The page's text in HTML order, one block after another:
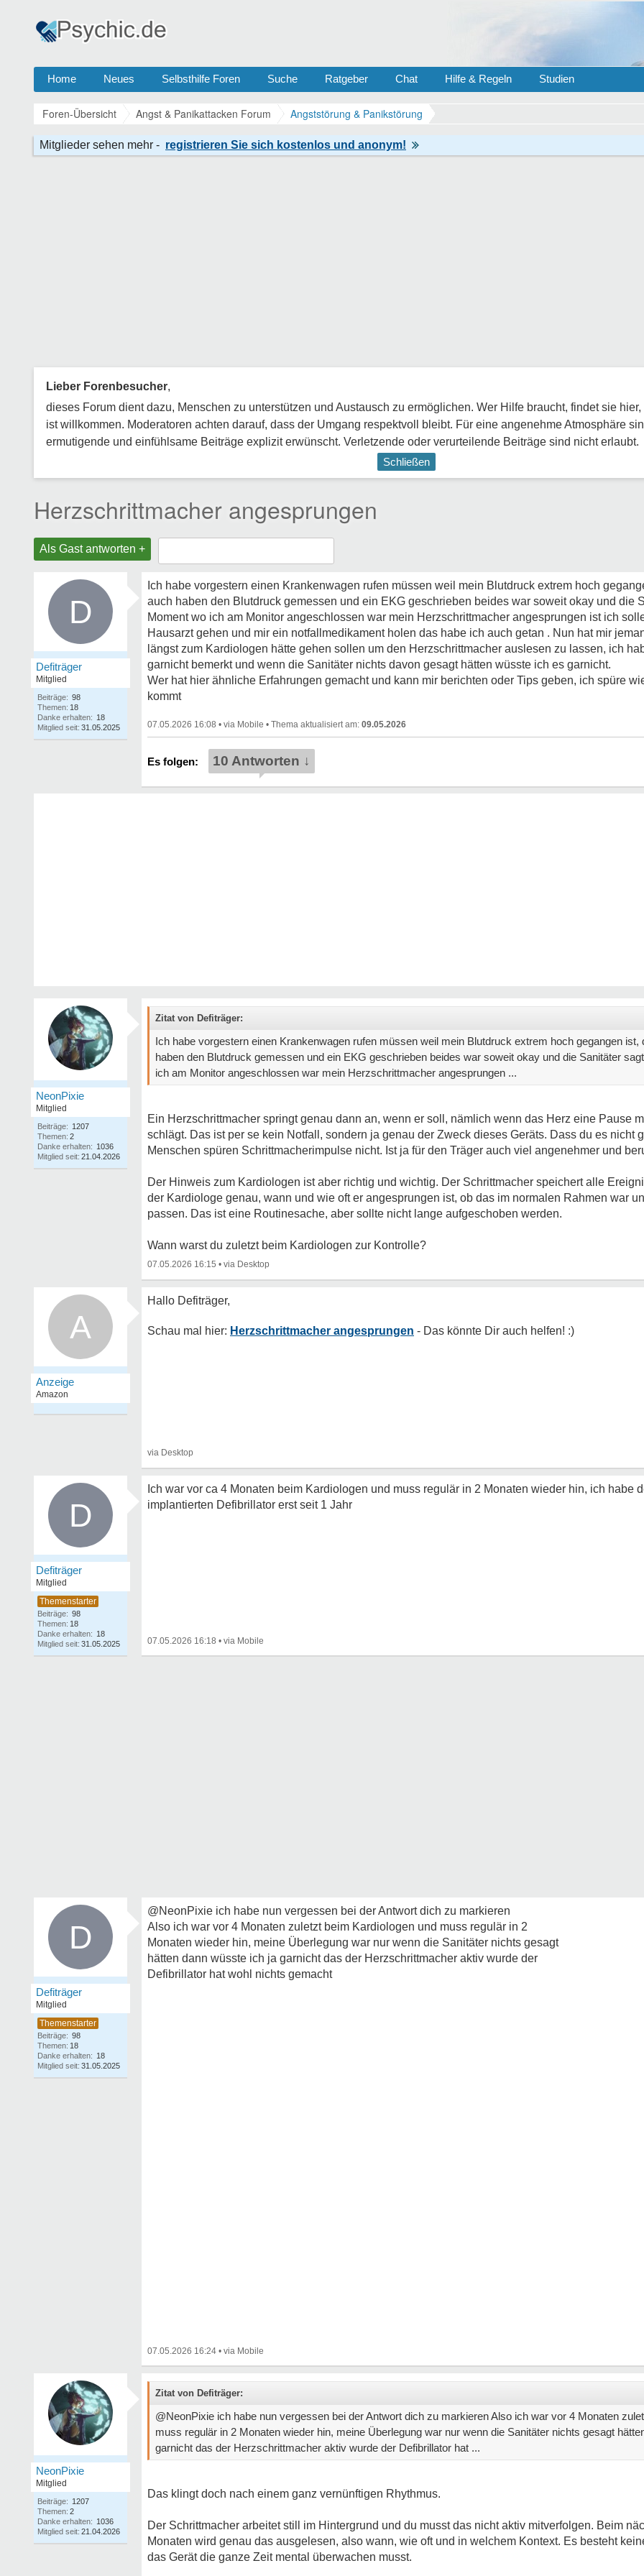
Home Neues Selbsthilfe Foren Suche Ratgeber Chat Hilfe & Regeln Studien
Foren-Übersicht Angst & Panikattacken Forum Angststörung & Panikstörung
Lieber Forenbesucher,
dieses Forum dient dazu, Menschen zu unterstützen und Austausch zu ermöglichen. Wer Hilfe braucht, findet sie
ist willkommen. Moderatoren achten darauf, dass der Umgang respektvoll bleibt. Für eine angenehme Atmosphäre
ermutigende und einfühlsame Beiträge explizit erwünscht. Verletzende oder verurteilende Beiträge sind nicht erlaubt.
Schließen
Herzschrittmacher angesprungen
Als Gast antworten +
D
Defiträger
Mitglied
Beiträge: 98
Themen: 18
Danke erhalten: 18
Mitglied seit: 31.05.2025
Ich habe vorgestern einen Krankenwagen rufen müssen weil mein Blutdruck extrem hoch
auch haben den Blutdruck gemessen und ein EKG geschrieben beides war soweit okay und die
Moment wo ich am Monitor angeschlossen war mein Herzschrittmacher angesprungen ist ich
Hausarzt gehen und mir ein notfallmedikament holen das habe ich auch getan . Nun hat mir
längst zum Kardiologen hätte gehen sollen um den Herzschrittmacher auslesen zu lassen, ich
garnicht bemerkt und wenn die Sanitäter nichts davon gesagt hätten wüsste ich es garnicht.
Wer hat hier ähnliche Erfahrungen gemacht und kann mir berichten oder Tips geben, ich spüre
kommt
07.05.2026 16:08 • • 09.05.2026
10 Antworten ↓
NeonPixie
Mitglied
Beiträge: 1207
Themen: 2
Danke erhalten: 1036
Mitglied seit: 21.04.2026
Zitat von Defiträger:
Ich habe vorgestern einen Krankenwagen rufen müssen weil mein Blutdruck extrem hoch gegangen ist,
haben den Blutdruck gemessen und ein EKG geschrieben beides war soweit okay und die Sanitäter
ich am Monitor angeschlossen war mein Herzschrittmacher angesprungen ...
Ein Herzschrittmacher springt genau dann an, wenn er soll, nämlich wenn das Herz eine Pause
schlägt. Das ist per se kein Notfall, sondern ja genau der Zweck dieses Geräts. Dass du es nicht
Menschen spüren Schrittmacherimpulse nicht. Ist ja für den Träger auch viel angenehmer und
Der Hinweis zum Kardiologen ist aber richtig und wichtig. Der Schrittmacher speichert alle
der Kardiologe genau, wann und wie oft er angesprungen ist, ob das im normalen Rahmen war
passen. Das ist eine Routinesache, aber sollte nicht lange aufgeschoben werden.
Wann warst du zuletzt beim Kardiologen zur Kontrolle?
07.05.2026 16:15 •
A Herzschrittmacher angesprungen
D
Defiträger
Mitglied
Beiträge: 98
Themen: 18
Danke erhalten: 18
Mitglied seit: 31.05.2025
Ich war vor ca 4 Monaten beim Kardiologen und muss regulär in 2 Monaten wieder hin, ich habe
implantierten Defibrillator erst seit 1 Jahr
07.05.2026 16:18 •
D
Defiträger
Mitglied
Beiträge: 98
Themen: 18
Danke erhalten: 18
Mitglied seit: 31.05.2025
@NeonPixie ich habe nun vergessen bei der Antwort dich zu markieren
Also ich war vor 4 Monaten zuletzt beim Kardiologen und muss regulär in 2
Monaten wieder hin, meine Überlegung war nur wenn die Sanitäter nichts gesagt
hätten dann wüsste ich ja garnicht das der Herzschrittmacher aktiv wurde der
Defibrillator hat wohl nichts gemacht
07.05.2026 16:24 •
NeonPixie
Mitglied
Beiträge: 1207
Themen: 2
Danke erhalten: 1036
Mitglied seit: 21.04.2026
Zitat von Defiträger:
@NeonPixie ich habe nun vergessen bei der Antwort dich zu markieren Also ich war vor 4 Monaten
muss regulär in 2 Monaten wieder hin, meine Überlegung war nur wenn die Sanitäter nichts gesagt
garnicht das der Herzschrittmacher aktiv wurde der Defibrillator hat ...
Das klingt doch nach einem ganz vernünftigen Rhythmus.
Der Schrittmacher arbeitet still im Hintergrund und du musst das nicht aktiv mitverfolgen. Beim
Monaten wird genau das ausgelesen, also wann, wie oft und in welchem Kontext. Es besteht
das Gerät die ganze Zeit mental überwachen musst.